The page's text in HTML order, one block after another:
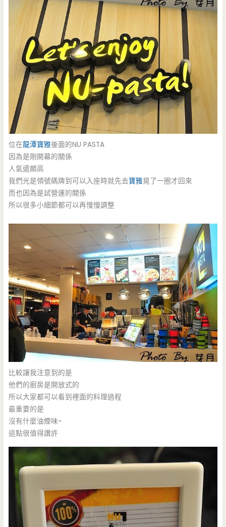
位在龍潭寶雅後面的NU PASTA
因為是剛開幕的關係
人氣還頗高
我們光是領號碼牌到可以入座時就先去寶雅晃了一圈才回來
而也因為是試營運的關係
所以很多小細節都可以再慢慢調整
比較讓我注意到的是
他們的廚房是開放式的
所以大家都可以看到裡面的料理過程
最重要的是
沒有什麼油煙味~
這點很值得讚許